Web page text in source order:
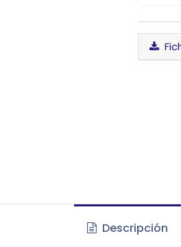
Descripción